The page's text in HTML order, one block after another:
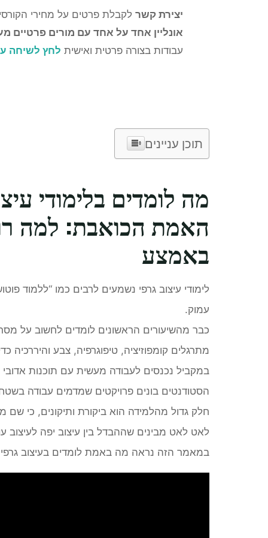
יצירת קשר לקבלת פרטים על מחירי
אונליין אחד על אחד עם מורים פרטיים
עבודות בצורה פרטית ואישית לחץ לשיחה
תוכן עניינים
מה לומדים בלימודי
האמת הכואבת: למה
באמצע
לימודי עיצוב גרפי נשמעים לרבים כמו “ללמוד
עמוק.
כבר מהשיעורים הראשונים לומדים לחשוב על
מתרגלים קומפוזיציה, טיפוגרפיה, צבע והיררכיה
במקביל נכנסים לעבודה מעשית עם תוכנות
הסטודנטים בונים פרויקטים שמדמים עבודה
חלק גדול מהלמידה הוא ביקורת ותיקונים, כי
לאט לאט מבינים שההבדל בין עיצוב יפה
במאמר הזה נראה מה באמת לומדים בעיצוב גרפי